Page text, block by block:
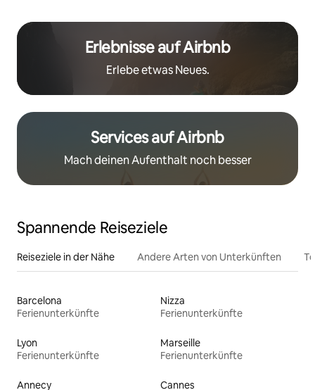
Erlebnisse auf Airbnb
Erlebe etwas Neues.
Services auf Airbnb
Mach deinen Aufenthalt noch besser
Spannende Reiseziele
Reiseziele in der Nähe Andere Arten von Unterkünften
Barcelona
Ferienunterkünfte
Nizza
Ferienunterkünfte
Lyon
Ferienunterkünfte
Marseille
Ferienunterkünfte
Annecy
Cannes